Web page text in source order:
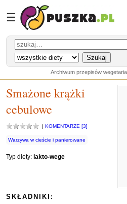
☰
Archiwum przepisów
Smażone krążki
cebulowe
| KOMENTARZE [3]
Warzywa w cieście i panierowane
Typ diety: lakto-wege
SKŁADNIKI: